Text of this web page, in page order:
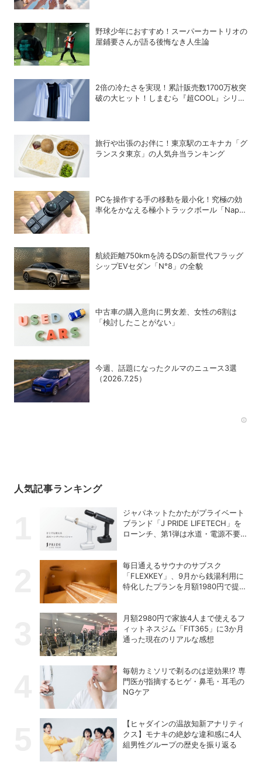
野球少年におすすめ！スーパーカートリオの
屋鋪要さんが語る後悔なき人生論
2倍の冷たさを実現！累計販売数1700万枚突
破の大ヒット！しまむら『超COOL』シリー
旅行や出張のお伴に！東京駅のエキナカ「グ
ランスタ東京」の人気弁当ランキング
PCを操作する手の移動を最小化！究極の効
率化をかなえる極小トラックボール「Nape
航続距離750kmを誇るDSの新世代フラッグ
シップEVセダン「N°8」の全貌
中古車の購入意向に男女差、女性の6割は
「検討したことがない」
今週、話題になったクルマのニュース3選
（2026.7.25）
人気記事ランキング
ジャパネットたかたがプライベート
ブランド「J PRIDE LIFETECH」を
ローンチ、第1弾は水道・電源不要
毎日通えるサウナのサブスク
「FLEXKEY」、9月から銭湯利用に
特化したプランを月額1980円で提供
月額2980円で家族4人まで使えるフ
ィットネスジム「FIT365」に3か月
通った現在のリアルな感想
毎朝カミソリで剃るのは逆効果!? 専
門医が指摘するヒゲ・鼻毛・耳毛の
NGケア
【ヒャダインの温故知新アナリティ
クス】モナキの絶妙な違和感に4人
組男性グループの歴史を振り返る